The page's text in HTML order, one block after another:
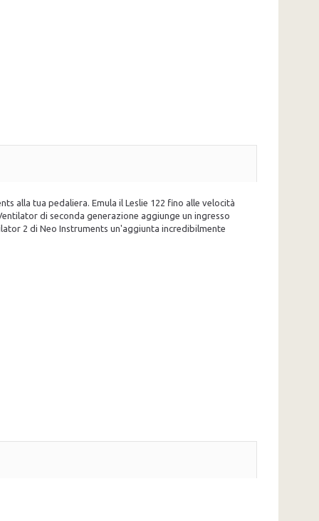
alla tua pedaliera. Emula il Leslie 122 fino alle velocità
di seconda generazione aggiunge un ingresso
2 di Neo Instruments un'aggiunta incredibilmente